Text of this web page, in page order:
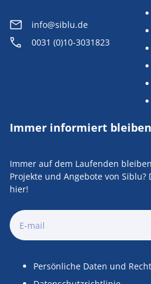
info@siblu.de
0031 (0)10-3031823
Immer informiert bleiben
Immer auf dem Laufenden
Projekte und Angebote von
hier!
Persönliche Daten und